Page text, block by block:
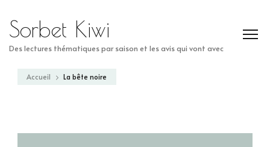
Sorbet Kiwi
Des lectures thématiques par saison et les avis qui vont avec
Accueil La bête noire